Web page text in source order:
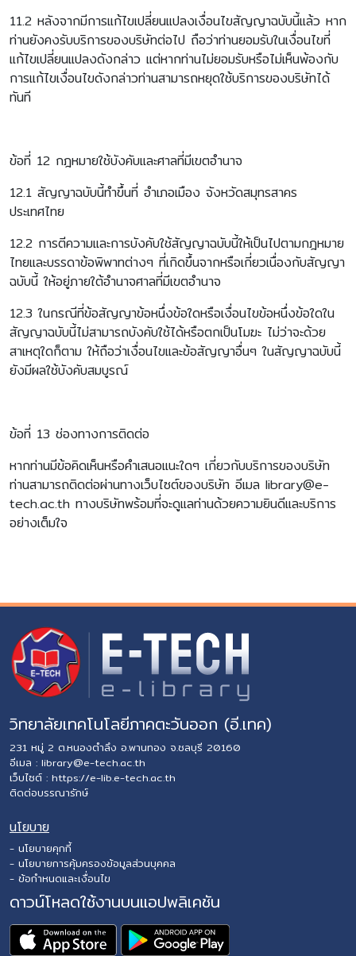
11.2 หลังจากมีการแก้ไขเปลี่ยนแปลงเงื่อนไขสัญญาฉบับนี้แล้ว หาก
ท่านยังคงรับบริการของบริษัทต่อไป ถือว่าท่านยอมรับในเงื่อนไขที่
แก้ไขเปลี่ยนแปลงดังกล่าว แต่หากท่านไม่ยอมรับหรือไม่เห็นพ้องกับ
การแก้ไขเงื่อนไขดังกล่าวท่านสามารถหยุดใช้บริการของบริษัทได้
ทันที
ข้อที่ 12 กฎหมายใช้บังคับและศาลที่มีเขตอำนาจ
12.1 สัญญาฉบับนี้ทำขึ้นที่ อำเภอเมือง จังหวัดสมุทรสาคร
ประเทศไทย
12.2 การตีความและการบังคับใช้สัญญาฉบับนี้ให้เป็นไปตามกฎหมาย
ไทยและบรรดาข้อพิพาทต่างๆ ที่เกิดขึ้นจากหรือเกี่ยวเนื่องกับสัญญา
ฉบับนี้ ให้อยู่ภายใต้อำนาจศาลที่มีเขตอำนาจ
12.3 ในกรณีที่ข้อสัญญาข้อหนึ่งข้อใดหรือเงื่อนไขข้อหนึ่งข้อใดใน
สัญญาฉบับนี้ไม่สามารถบังคับใช้ได้หรือตกเป็นโมฆะ ไม่ว่าจะด้วย
สาเหตุใดก็ตาม ให้ถือว่าเงื่อนไขและข้อสัญญาอื่นๆ ในสัญญาฉบับนี้
ยังมีผลใช้บังคับสมบูรณ์
ข้อที่ 13 ช่องทางการติดต่อ
หากท่านมีข้อคิดเห็นหรือคำเสนอแนะใดๆ เกี่ยวกับบริการของบริษัท
ท่านสามารถติดต่อผ่านทางเว็บไซต์ของบริษัท อีเมล library@e-
tech.ac.th ทางบริษัทพร้อมที่จะดูแลท่านด้วยความยินดีและบริการ
อย่างเต็มใจ
วิทยาลัยเทคโนโลยีภาคตะวันออก (อี.เทค)
231 หมู่ 2 ต.หนองตำลึง อ.พานทอง จ.ชลบุรี 20160
อีเมล : library@e-tech.ac.th
เว็บไซต์ : https://e-lib.e-tech.ac.th
ติดต่อบรรณารักษ์
นโยบาย
- นโยบายคุกกี้
- นโยบายการคุ้มครองข้อมูลส่วนบุคคล
- ข้อกำหนดและเงื่อนไข
ดาวน์โหลดใช้งานบนแอปพลิเคชัน